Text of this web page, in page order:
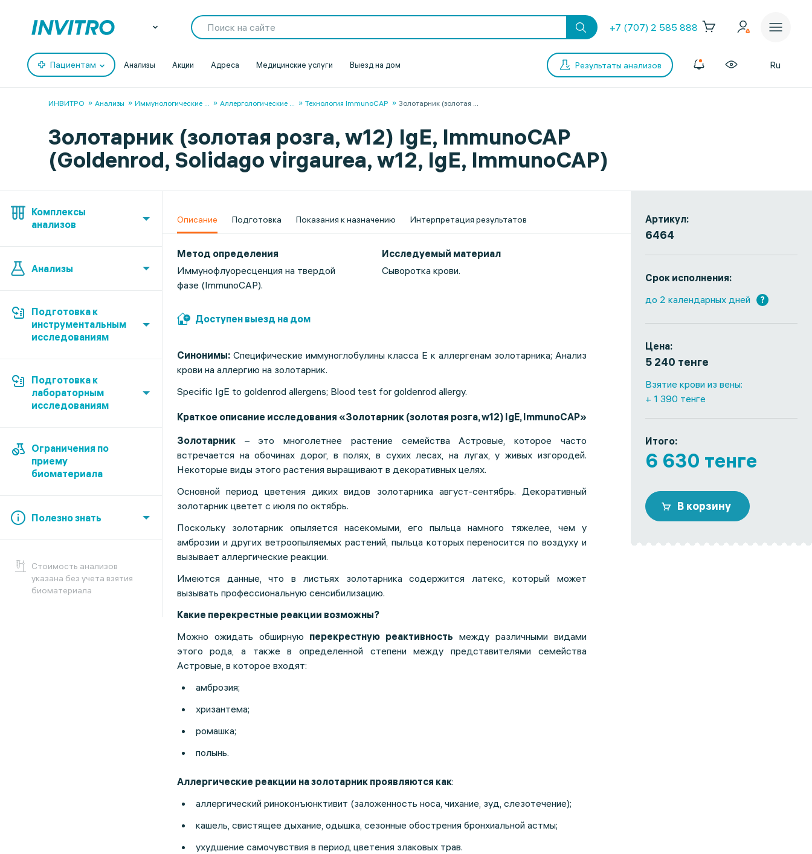
+7 (707) 2 585 888
Пациентам Анализы Акции Адреса Медицинские услуги Выезд на дом Результаты анализов Ru
ИНВИТРО Анализы Иммунологические ... Аллергологические ... Технология ImmunoCAP Золотарник (золотая ...
Золотарник (золотая розга, w12) IgE, ImmunoCAP
(Goldenrod, Solidago virgaurea, w12, IgE, ImmunoCAP)
Комплексы
анализов
Анализы
Подготовка к
инструментальным
исследованиям
Подготовка к
лабораторным
исследованиям
Ограничения по
приему
биоматериала
Полезно знать
Cтоимость анализов
указана без учета взятия
биоматериала
Артикул:
6464
Срок исполнения:
до 2 календарных дней
?
Цена:
5 240 тенге
Взятие крови из вены:
+ 1 390 тенге
Итого:
6 630 тенге
В корзину
Описание Подготовка Показания к назначению Интерпретация результатов
Метод определения
Иммунофлуоресценция на твердой
фазе (ImmunoCAP).
Исследуемый материал
Сыворотка крови.
Доступен выезд на дом
Синонимы:Специфические иммуноглобулины класса Е к аллергенам золотарника; Анализ
крови на аллергию на золотарник.
Specific IgE to goldenrod allergens; Blood test for goldenrod allergy.
Краткое описание исследования «Золотарник (золотая розга, w12) IgE, ImmunoCAP»
Золотарник– это многолетнее растение семейства Астровые, которое часто
встречается на обочинах дорог, в полях, в сухих лесах, на лугах, у живых изгородей.
Некоторые виды этого растения выращивают в декоративных целях.
Основной период цветения диких видов золотарника август-сентябрь. Декоративный
золотарник цветет с июля по октябрь.
Поскольку золотарник опыляется насекомыми, его пыльца намного тяжелее, чем у
амброзии и других ветроопыляемых растений, пыльца которых переносится по воздуху и
вызывает аллергические реакции.
Имеются данные, что в листьях золотарника содержится латекс, который может
вызывать профессиональную сенсибилизацию.
Какие перекрестные реакции возможны?
Можно ожидать обширную перекрестную реактивность между различными видами
этого рода, а также в определенной степени между представителями семейства
Астровые, в которое входят:
амброзия;
хризантема;
ромашка;
полынь.
Аллергические реакции на золотарник проявляются как:
аллергический риноконъюнктивит (заложенность носа, чихание, зуд, слезотечение);
кашель, свистящее дыхание, одышка, сезонные обострения бронхиальной астмы;
ухудшение самочувствия в период цветения злаковых трав.